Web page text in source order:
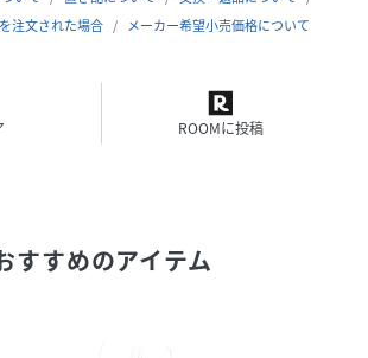
注文された場合
メーカー希望小売価格について
ROOMに投稿
すすめのアイテム